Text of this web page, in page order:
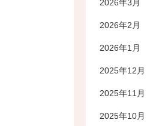
2026年3月
2026年2月
2026年1月
2025年12月
2025年11月
2025年10月